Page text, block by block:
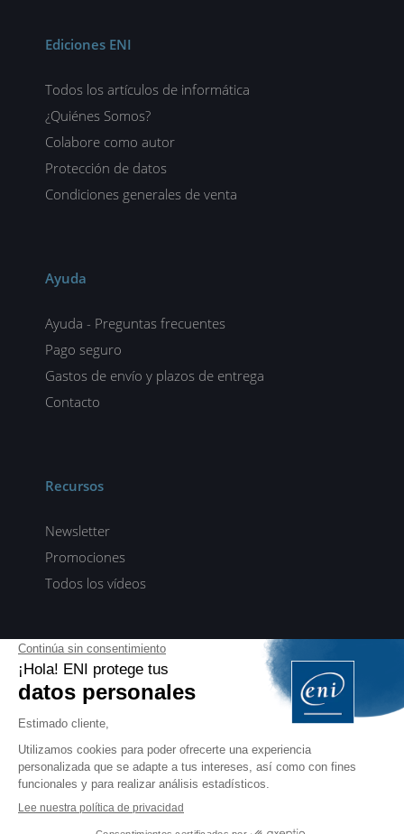
Ediciones ENI
Todos los artículos de informática
¿Quiénes Somos?
Colabore como autor
Protección de datos
Condiciones generales de venta
Ayuda
Ayuda - Preguntas frecuentes
Pago seguro
Gastos de envío y plazos de entrega
Contacto
Recursos
Newsletter
Promociones
Todos los vídeos
ENI elearning
E-formaciones en 5 idiomas
ES FR
PROFESIONALES
Manuales para profesionales de la formación
EDITIONS ENI